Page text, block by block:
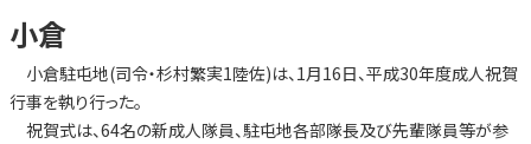
小倉
小倉駐屯地(司令・杉村繁実1陸佐)は、1月16日、平成30年度成人祝賀
行事を執り行った。
祝賀式は、64名の新成人隊員、駐屯地各部隊長及び先輩隊員等が参